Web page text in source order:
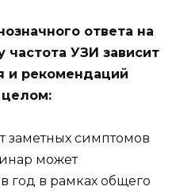
ответа на
частота УЗИ зависит
и рекомендаций
целом:
заметных симптомов
может
год в рамках общего